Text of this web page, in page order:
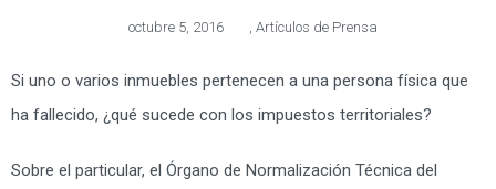
octubre 5, 2016 Artículos de Prensa
Si uno o varios inmuebles pertenecen a una persona física que
ha fallecido, ¿qué sucede con los impuestos territoriales?
Sobre el particular, el Órgano de Normalización Técnica del